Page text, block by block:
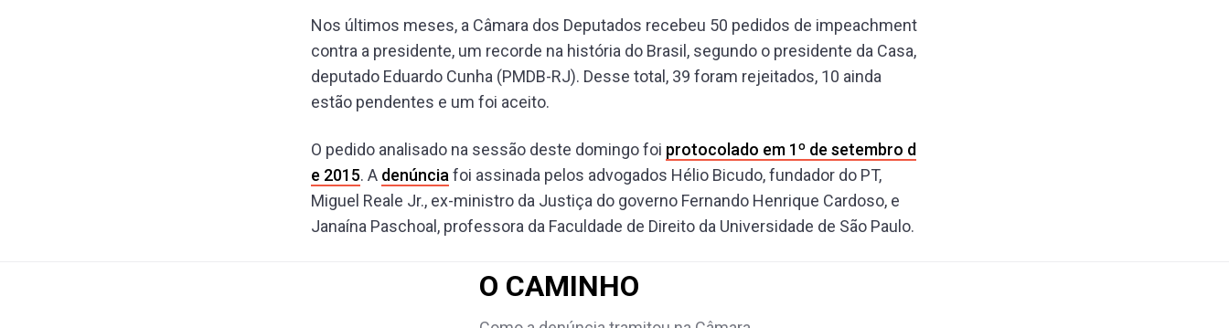
Nos últimos meses, a Câmara dos Deputados recebeu 50 pedidos de impeachment
contra a presidente, um recorde na história do Brasil, segundo o presidente da Casa,
deputado Eduardo Cunha (PMDB-RJ). Desse total, 39 foram rejeitados, 10 ainda
estão pendentes e um foi aceito.
O pedido analisado na sessão deste domingo foi protocolado em 1º de setembro d
e 2015. A denúncia foi assinada pelos advogados Hélio Bicudo, fundador do PT,
Miguel Reale Jr., ex-ministro da Justiça do governo Fernando Henrique Cardoso, e
Janaína Paschoal, professora da Faculdade de Direito da Universidade de São Paulo.
O CAMINHO